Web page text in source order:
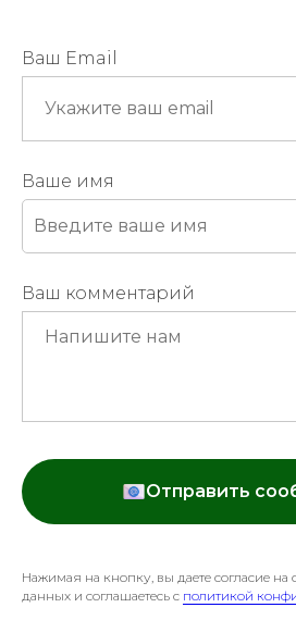
Ваш Email
Ваше имя
Ваш комментарий
Отправить
Нажимая на кнопку, вы даете согласие
данных и соглашаетесь c политикой